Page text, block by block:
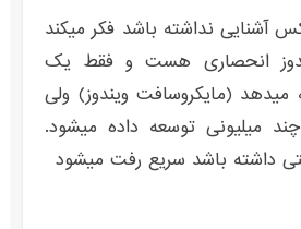
آشنایی نداشته باشد فکر میکند
انحصاری هست و فقط یک
(مایکروسافت ویندوز) ولی
میلیونی توسعه داده میشود.
داشته باشد سریع رفت میشود